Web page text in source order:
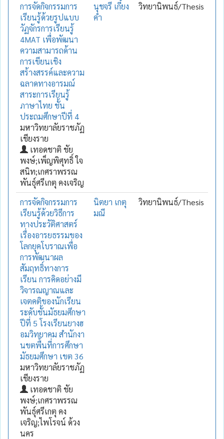
การจัดกิจกรรมการ
เรียนรู้ด้วยรูปแบบ
วัฏจักรการเรียนรู้
4MAT เพื่อพัฒนา
ความสามารถด้าน
การเขียนเชิง
สร้างสรรค์และความ
ฉลาดทางอารมณ์
สาระการเรียนรู้
ภาษาไทย ชั้น
ประถมศึกษาปีที่ 4
มหาวิทยาลัยราชภัฏ
เชียงราย
เทอดชาติ ชัย
พงษ์;เพ็ญพิศุทธิ์ ใจ
สนิท;เกศราพรรณ
พันธุ์ศรีเกตุ คงเจริญ
นุชจรี เกี๋ยง
คำ
วิทยานิพนธ์/Thesis
การจัดกิจกรรมการ
เรียนรู้ด้วยวิธีการ
ทางประวัติศาสตร์
เรื่องอารยธรรมของ
โลกยุคโบราณเพื่อ
การพัฒนาผล
สัมฤทธิ์ทางการ
เรียน การคิดอย่างมี
วิจารณญาณและ
เจตคติของนักเรียน
ระดับชั้นมัธยมศึกษา
ปีที่ 5 โรงเรียนยางฮ
อมวิทยาคม สำนักงา
นขตพื้นที่การศึกษา
มัธยมศึกษา เขต 36
มหาวิทยาลัยราชภัฏ
เชียงราย
เทอดชาติ ชัย
พงษ์;เกศราพรรณ
พันธุ์ศรีเกตุ คง
เจริญ;ไพโรจน์ ด้วง
นคร
นิตยา เกตุ
มณี
วิทยานิพนธ์/Thesis